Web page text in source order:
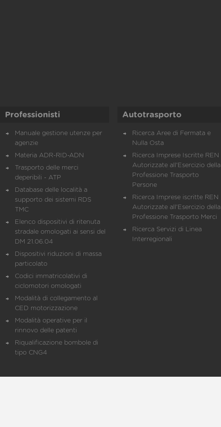
Professionisti
Manuale gestione utenze per
agenzie
Materia ADR-RID-ADN
Trasporto delle merci
deperibili - ATP
Database delle località a
supporto dei sistemi RDS
TMC
Elenco dispositivi di ritenuta
stradale omologati ai sensi del
DM 21.06.04
Dispositivi riduzioni di massa
particolato
Codici immatricolativi di
ciclomotori omologati
Modalità di collegamento al
CED motorizzazione
Modalità operative per il
rinnovo delle patenti
Riqualificazione bombole di
tipo CNG4
Autotrasporto
Ricerca Aree di Fermata e
Nulla Osta
Ricerca Imprese Iscritte REN
Autorizzate all'Esercizio della
Professione Trasporto
Persone
Ricerca Imprese iscritte REN
Autorizzate all'Esercizio della
Professione Trasporto Merci
Ricerca Servizi di Linea
Interregionali